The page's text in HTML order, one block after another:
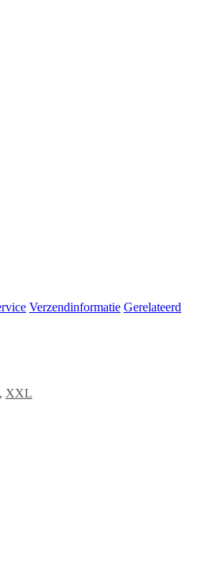
Verzendinformatie Gerelateerd
, XXL